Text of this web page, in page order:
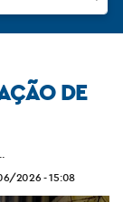
DE
de luz
2026 - 15:08